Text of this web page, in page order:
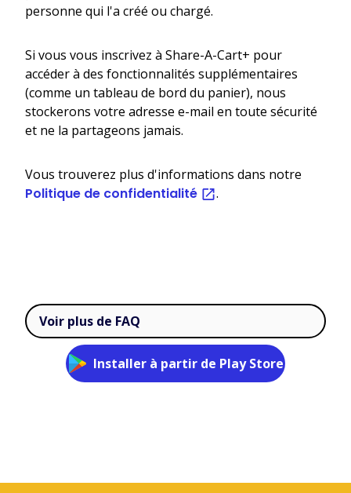
personne qui l'a créé ou chargé.
Si vous vous inscrivez à Share-A-Cart+ pour
accéder à des fonctionnalités supplémentaires
(comme un tableau de bord du panier), nous
stockerons votre adresse e-mail en toute sécurité
et ne la partageons jamais.
Vous trouverez plus d'informations dans notre
Politique de confidentialité .
Voir plus de FAQ
Installer à partir de Play Store